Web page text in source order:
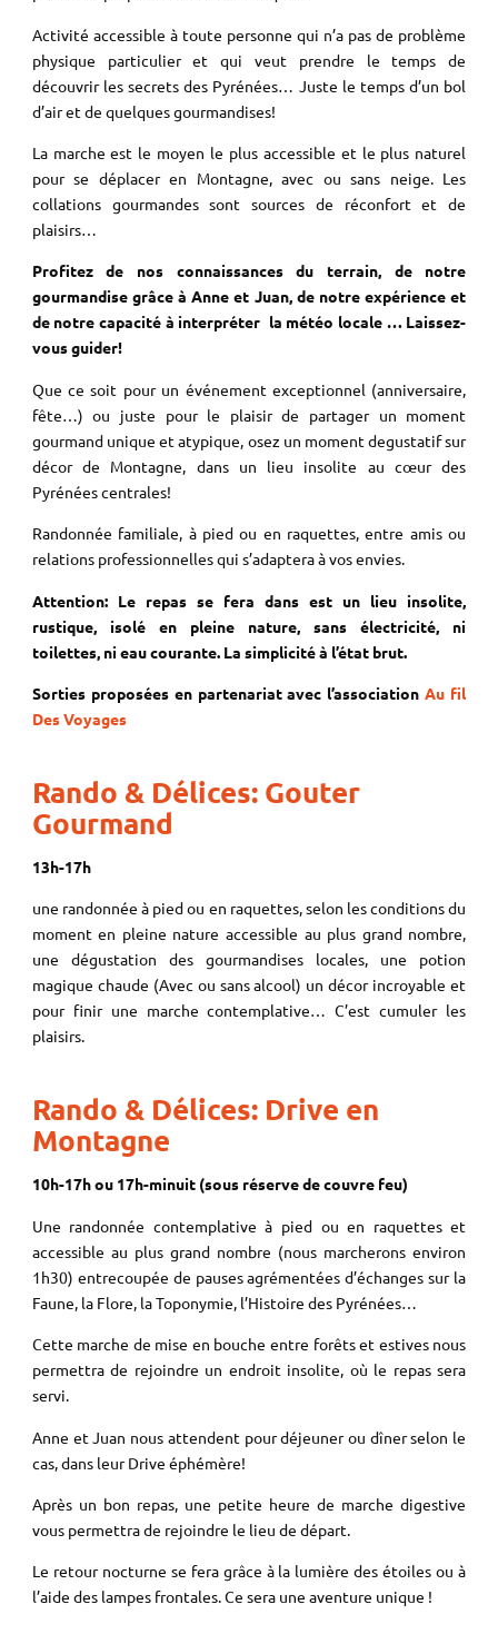
Activité accessible à toute personne qui n’a pas de problème
physique particulier et qui veut prendre le temps de
découvrir les secrets des Pyrénées… Juste le temps d’un bol
d’air et de quelques gourmandises!
La marche est le moyen le plus accessible et le plus naturel
pour se déplacer en Montagne, avec ou sans neige. Les
collations gourmandes sont sources de réconfort et de
plaisirs…
Profitez de nos connaissances du terrain, de notre
gourmandise grâce à Anne et Juan, de notre expérience et
de notre capacité à interpréter la météo locale … Laissez-
vous guider!
Que ce soit pour un événement exceptionnel (anniversaire,
fête…) ou juste pour le plaisir de partager un moment
gourmand unique et atypique, osez un moment degustatif sur
décor de Montagne, dans un lieu insolite au cœur des
Pyrénées centrales!
Randonnée familiale, à pied ou en raquettes, entre amis ou
relations professionnelles qui s’adaptera à vos envies.
Attention: Le repas se fera dans est un lieu insolite,
rustique, isolé en pleine nature, sans électricité, ni
toilettes, ni eau courante. La simplicité à l’état brut.
Sorties proposées en partenariat avec l’associationAu fil
Des Voyages
Rando & Délices: Gouter
Gourmand
13h-17h
une randonnée à pied ou en raquettes, selon les conditions du
moment en pleine nature accessible au plus grand nombre,
une dégustation des gourmandises locales, une potion
magique chaude (Avec ou sans alcool) un décor incroyable et
pour finir une marche contemplative… C’est cumuler les
plaisirs.
Rando & Délices: Drive en
Montagne
10h-17h ou 17h-minuit (sous réserve de couvre feu)
Une randonnée contemplative à pied ou en raquettes et
accessible au plus grand nombre (nous marcherons environ
1h30) entrecoupée de pauses agrémentées d’échanges sur la
Faune, la Flore, la Toponymie, l’Histoire des Pyrénées…
Cette marche de mise en bouche entre forêts et estives nous
permettra de rejoindre un endroit insolite, où le repas sera
servi.
Anne et Juan nous attendent pour déjeuner ou dîner selon le
cas, dans leur Drive éphémère!
Après un bon repas, une petite heure de marche digestive
vous permettra de rejoindre le lieu de départ.
Le retour nocturne se fera grâce à la lumière des étoiles ou à
l’aide des lampes frontales. Ce sera une aventure unique !